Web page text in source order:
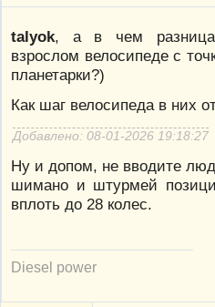
talyok, а в чем разница
взрослом велосипеде с
планетарки?)
Как шаг велосипеда в них
Добавлено: 08-01-2026 19:18:27
Ну и допом, не вводите
шимано и штурмей
вплоть до 28 колес.
Diesel power